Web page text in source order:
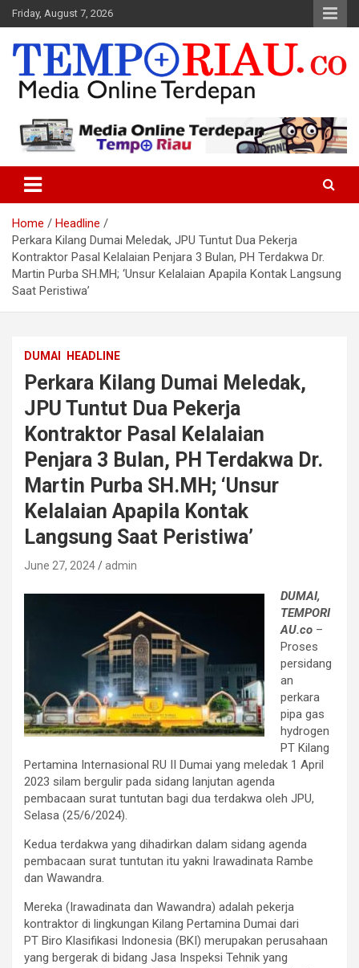
Skip
to
content
Friday, August 7, 2026
Tempo Riau
Home
Headline
Perkara Kilang Dumai Meledak, JPU Tuntut Dua Pekerja
Kontraktor Pasal Kelalaian Penjara 3 Bulan, PH Terdakwa Dr.
Martin Purba SH.MH; ‘Unsur Kelalaian Apapila Kontak Langsung
Saat Peristiwa’
DUMAI HEADLINE
Perkara Kilang Dumai Meledak,
JPU Tuntut Dua Pekerja
Kontraktor Pasal Kelalaian
Penjara 3 Bulan, PH Terdakwa Dr.
Martin Purba SH.MH; ‘Unsur
Kelalaian Apapila Kontak
Langsung Saat Peristiwa’
June 27, 2024 admin
DUMAI,
TEMPORI
AU.co –
Proses
persidang
an
perkara
pipa gas
hydrogen
PT Kilang
Pertamina Internasional RU II Dumai yang meledak 1 April
2023 silam bergulir pada sidang lanjutan agenda
pembacaan surat tuntutan bagi dua terdakwa oleh JPU,
Selasa (25/6/2024).
Kedua terdakwa yang dihadirkan dalam sidang agenda
pembacaan surat tuntutan itu yakni Irawadinata Rambe
dan Wawandra.
Mereka (Irawadinata dan Wawandra) adalah pekerja
kontraktor di lingkungan Kilang Pertamina Dumai dari
PT Biro Klasifikasi Indonesia (BKI) merupakan perusahaan
yang bergerak di bidang Jasa Inspeksi Tehnik yang